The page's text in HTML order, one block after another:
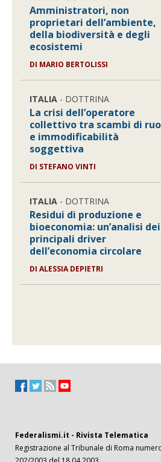
Amministratori, non
proprietari dell’ambiente,
della biodiversità e degli
ecosistemi
DI MARIO BERTOLISSI
ITALIA - DOTTRINA
La crisi dell’operatore
collettivo tra scambi di
e immodificabilità
soggettiva
DI STEFANO VINTI
ITALIA - DOTTRINA
Residui di produzione e
bioeconomia: un’analisi dei
principali driver
dell’economia circolare
DIALESSIA DEPIETRI
Federalismi.it - Rivista Telematica
Registrazione al Tribunale di Roma